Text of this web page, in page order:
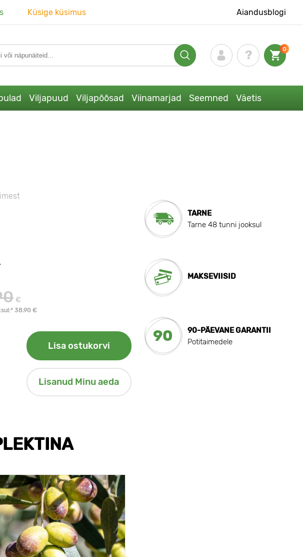
Küsige küsimus Aiandusblogi
0
Viljapuud Viljapõõsad Viinamarjad Seemned Väetis
€
38.90 €
Lisa ostukorvi
Lisanud Minu aeda
TARNE
Tarne 48 tunni jooksul
MAKSEVIISID
90
90-PÄEVANE GARANTII
Potitaimedele